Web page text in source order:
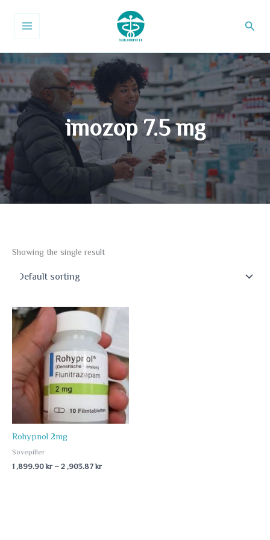
innhald
Søk
imozop 7.5 mg
Showing the single result
Rohypnol 2mg
Sovepiller
1 ,899.90kr – 2 ,903.87kr
Price
range:
1
,899.90 kr
through
,903.87 kr